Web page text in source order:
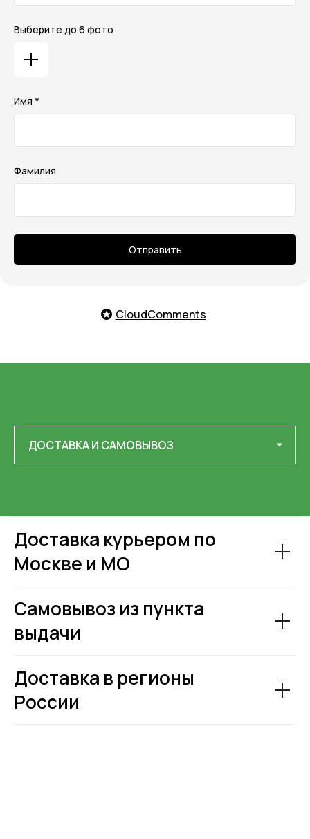
Выберите до 6 фото
Имя *
Фамилия
Отправить
CloudComments
Доставка курьером по
Москве и МО
Самовывоз из пункта
выдачи
Доставка в регионы
России